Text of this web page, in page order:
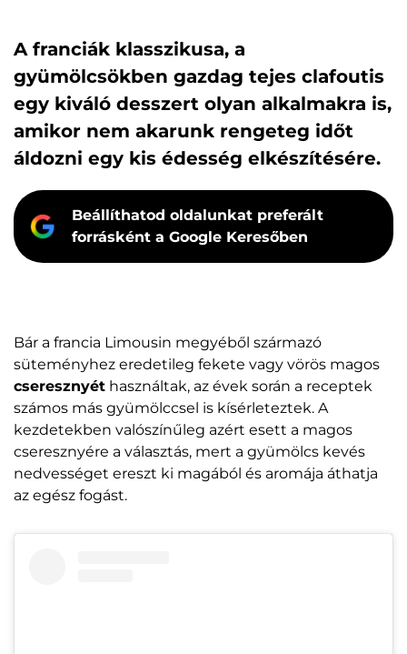
A franciák klasszikusa, a
gyümölcsökben gazdag tejes clafoutis
egy kiváló desszert olyan alkalmakra is,
amikor nem akarunk rengeteg időt
áldozni egy kis édesség elkészítésére.
Beállíthatod oldalunkat preferált
forrásként a Google Keresőben
Bár a francia Limousin megyéből származó
süteményhez eredetileg fekete vagy vörös magos
cseresznyét használtak, az évek során a receptek
számos más gyümölccsel is kísérleteztek. A
kezdetekben valószínűleg azért esett a magos
cseresznyére a választás, mert a gyümölcs kevés
nedvességet ereszt ki magából és aromája áthatja
az egész fogást.